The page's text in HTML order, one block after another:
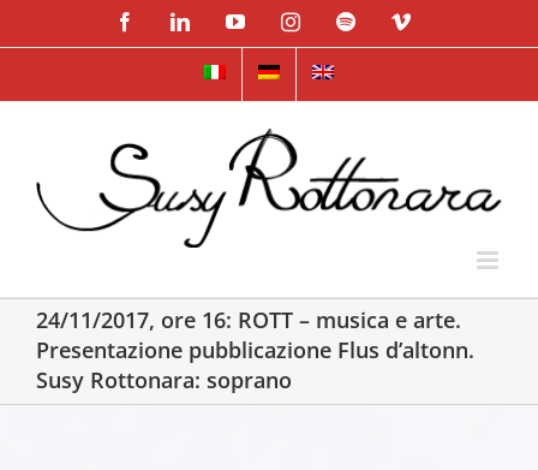
to
FacebookLinkedInYouTubeInstagramSpotifyVimeo
24/11/2017, ore 16: ROTT – musica e arte.
Presentazione pubblicazione Flus d’altonn.
Susy Rottonara: soprano